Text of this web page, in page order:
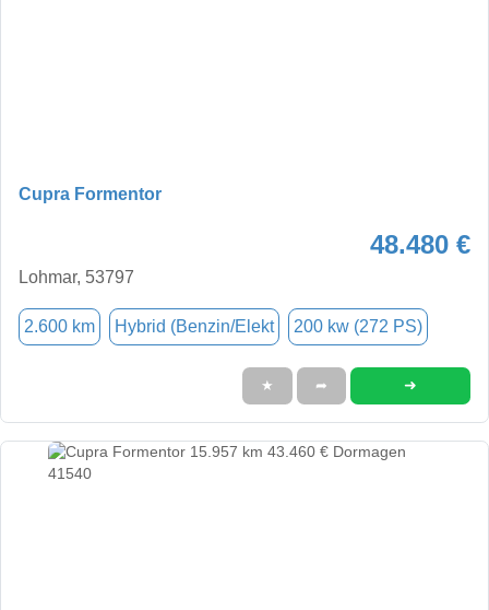
Cupra Formentor
48.480 €
Lohmar, 53797
2.600 km Hybrid (Benzin/Elekt 200 kw (272 PS)
★ ➦ ➜